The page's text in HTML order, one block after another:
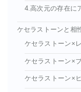
4.高次元の存在に
ケセラストーンと相
ケセラストーン×
ケセラストーン×
ケセラストーン×